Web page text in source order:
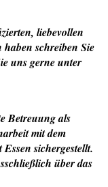
liebevollen
schreiben Sie
uns gerne unter
Betreuung als
mit dem
sichergestellt.
über das